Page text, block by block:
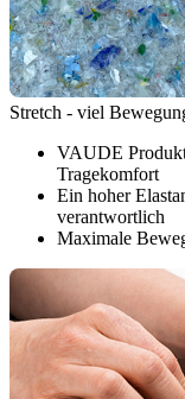
Stretch - viel
VAUDE
Tragekomfort
Ein hoher
verantwortlich
Maximale